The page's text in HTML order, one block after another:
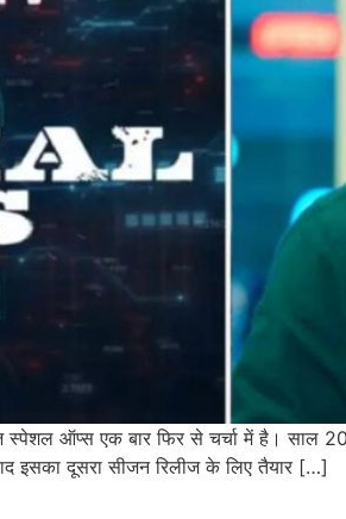
स्पेशल ऑप्स एक बार फिर से चर्चा में है।
इसका दूसरा सीजन रिलीज के लिए तैयार […]